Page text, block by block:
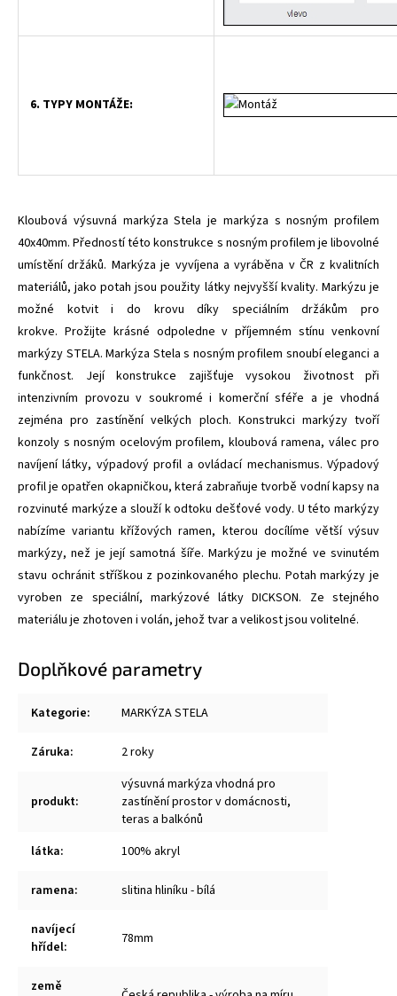
6. TYPY MONTÁŽE:
Kloubová výsuvná markýza Stela je markýza s nosným profilem
40x40mm. Předností této konstrukce s nosným profilem je libovolné
umístění držáků. Markýza je vyvíjena a vyráběna v ČR z kvalitních
materiálů, jako potah jsou použity látky nejvyšší kvality. Markýzu je
možné kotvit i do krovu díky speciálním držákům pro
krokve. Prožijte krásné odpoledne v příjemném stínu venkovní
markýzy STELA. Markýza Stela s nosným profilem snoubí eleganci a
funkčnost. Její konstrukce zajišťuje vysokou životnost při
intenzivním provozu v soukromé i komerční sféře a je vhodná
zejména pro zastínění velkých ploch. Konstrukci markýzy tvoří
konzoly s nosným ocelovým profilem, kloubová ramena, válec pro
navíjení látky, výpadový profil a ovládací mechanismus. Výpadový
profil je opatřen okapničkou, která zabraňuje tvorbě vodní kapsy na
rozvinuté markýze a slouží k odtoku dešťové vody. U této markýzy
nabízíme variantu křížových ramen, kterou docílíme větší výsuv
markýzy, než je její samotná šíře. Markýzu je možné ve svinutém
stavu ochránit stříškou z pozinkovaného plechu. Potah markýzy je
vyroben ze speciální, markýzové látky DICKSON. Ze stejného
materiálu je zhotoven i volán, jehož tvar a velikost jsou volitelné.
Doplňkové parametry
Kategorie: MARKÝZA STELA
Záruka: 2 roky
produkt:
výsuvná markýza vhodná pro
zastínění prostor v domácnosti,
teras a balkónů
látka: 100% akryl
ramena: slitina hliníku - bílá
navíjecí
hřídel: 78mm
země